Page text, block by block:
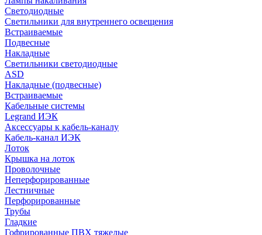
Светодиодные
Светильники для внутреннего освещения
Встраиваемые
Подвесные
Накладные
Светильники светодиодные
ASD
Накладные (подвесные)
Встраиваемые
Кабельные системы
Legrand ИЭК
Аксессуары к кабель-каналу
Кабель-канал ИЭК
Лоток
Крышка на лоток
Проволочные
Неперфорированные
Лестничные
Перфорированные
Трубы
Гладкие
Гофрированные ПВХ тяжелые